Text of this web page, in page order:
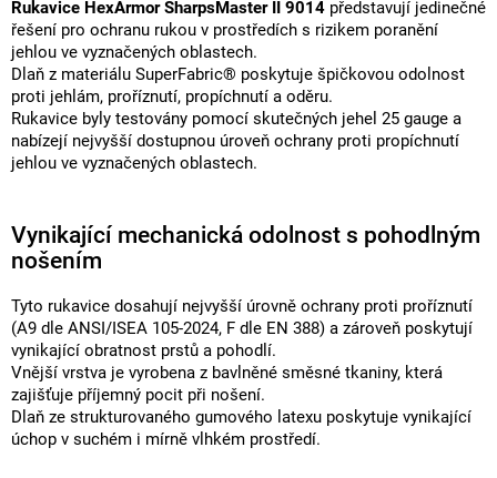
Rukavice HexArmor SharpsMaster II 9014 představují jedinečné
řešení pro ochranu rukou v prostředích s rizikem poranění
jehlou ve vyznačených oblastech.
Dlaň z materiálu SuperFabric® poskytuje špičkovou odolnost
proti jehlám, proříznutí, propíchnutí a oděru.
Rukavice byly testovány pomocí skutečných jehel 25 gauge a
nabízejí nejvyšší dostupnou úroveň ochrany proti propíchnutí
jehlou ve vyznačených oblastech.
Vynikající mechanická odolnost s pohodlným
nošením
Tyto rukavice dosahují nejvyšší úrovně ochrany proti proříznutí
(A9 dle ANSI/ISEA 105-2024, F dle EN 388) a zároveň poskytují
vynikající obratnost prstů a pohodlí.
Vnější vrstva je vyrobena z bavlněné směsné tkaniny, která
zajišťuje příjemný pocit při nošení.
Dlaň ze strukturovaného gumového latexu poskytuje vynikající
úchop v suchém i mírně vlhkém prostředí.